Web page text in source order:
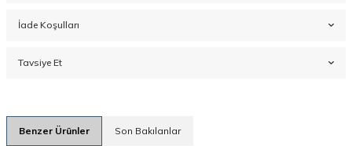
İade Koşulları
Tavsiye Et
Benzer Ürünler Son Bakılanlar